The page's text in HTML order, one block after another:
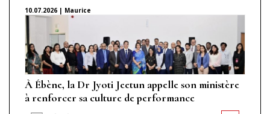
10.07.2026 | Maurice
À Ébène, la Dr Jyoti Jeetun appelle son ministère
à renforcer sa culture de performance